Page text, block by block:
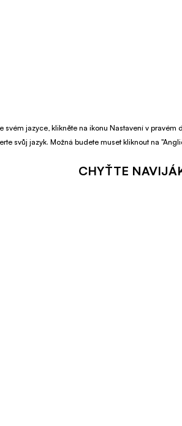
svém jazyce, klikněte na ikonu Nastavení v
svůj jazyk. Možná budete muset kliknout na
CHYŤTE